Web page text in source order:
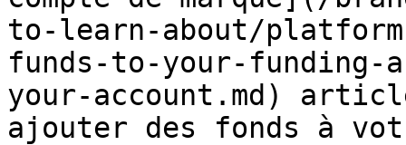
to-learn-about/
funds-to-your-funding-
your-account.md)
ajouter des fonds à